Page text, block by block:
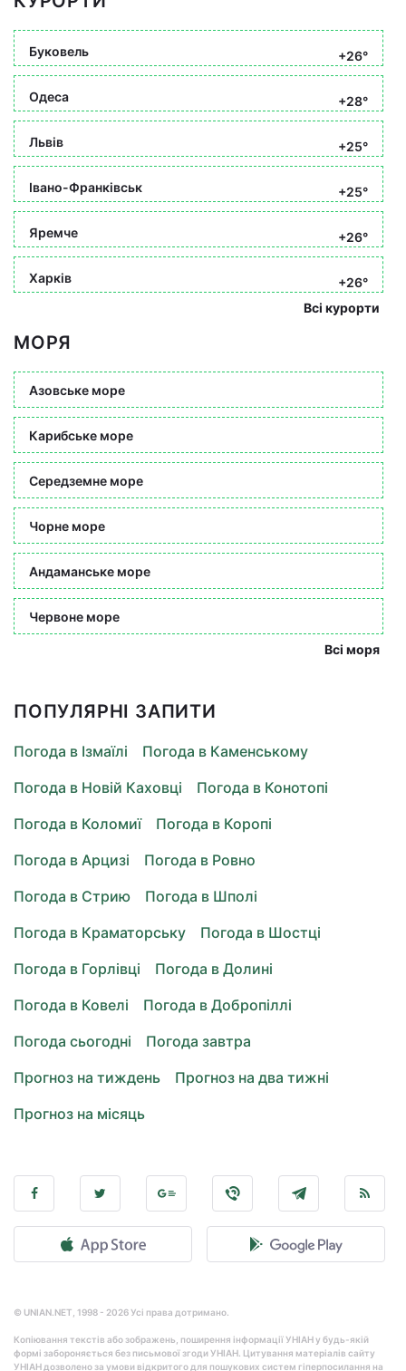
Буковель +26°
Одеса +28°
Львів +25°
Івано-Франківськ +25°
Яремче +26°
Харків
+26°
Всі курорти
МОРЯ
Азовське море
Карибське море
Середземне море
Чорне море
Андаманське море
Червоне море
Всі моря
ПОПУЛЯРНІ ЗАПИТИ
Погода в Ізмаїлі
Погода в Каменському
Погода в Новій Каховці
Погода в Конотопі
Погода в Коломиї
Погода в Коропі
Погода в Арцизі
Погода в Ровно
Погода в Стрию
Погода в Шполі
Погода в Краматорську
Погода в Шостці
Погода в Горлівці
Погода в Долині
Погода в Ковелі
Погода в Добропіллі
Погода сьогодні
Погода завтра
Прогноз на тиждень
Прогноз на два тижні
Прогноз на місяць
© UNIAN.NET, 1998 - 2026 Усі права дотримано.
Копіювання текстів або зображень, поширення інформації УНІАН у будь-якій
формі забороняється без письмової згоди УНІАН. Цитування матеріалів сайту
УНІАН дозволено за умови відкритого для пошукових систем гіперпосилання на